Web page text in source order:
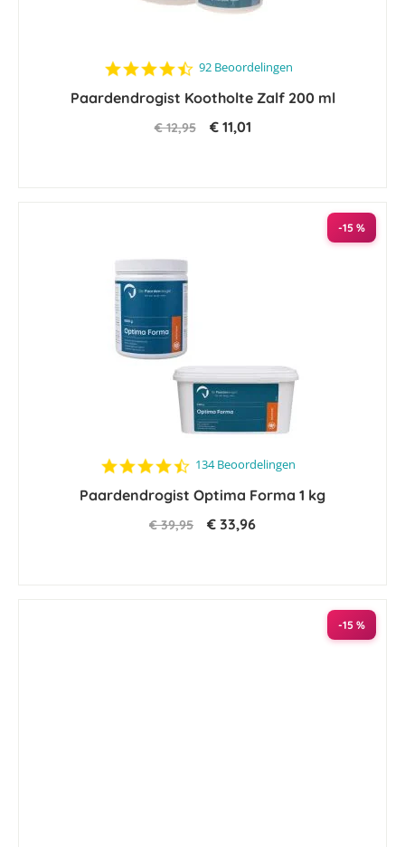
4.6
rating
92 Beoordelingen
Paardendrogist Kootholte Zalf 200 ml
€ 12,95 € 11,01
-15 %
4.5
rating
134 Beoordelingen
Paardendrogist Optima Forma 1 kg
€ 39,95 € 33,96
-15 %